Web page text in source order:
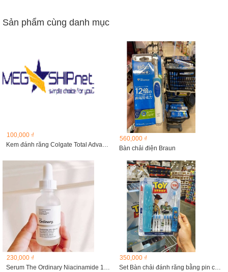
Sản phẩm cùng danh mục
100,000 ₫
Kem đánh răng Colgate Total Advanced
560,000 ₫
Bàn chải điện Braun
230,000 ₫
Serum The Ordinary Niacinamide 10% + Zinc 1%...
350,000 ₫
Set Bàn chải đánh răng bằng pin cho bé từ 3 tuổi